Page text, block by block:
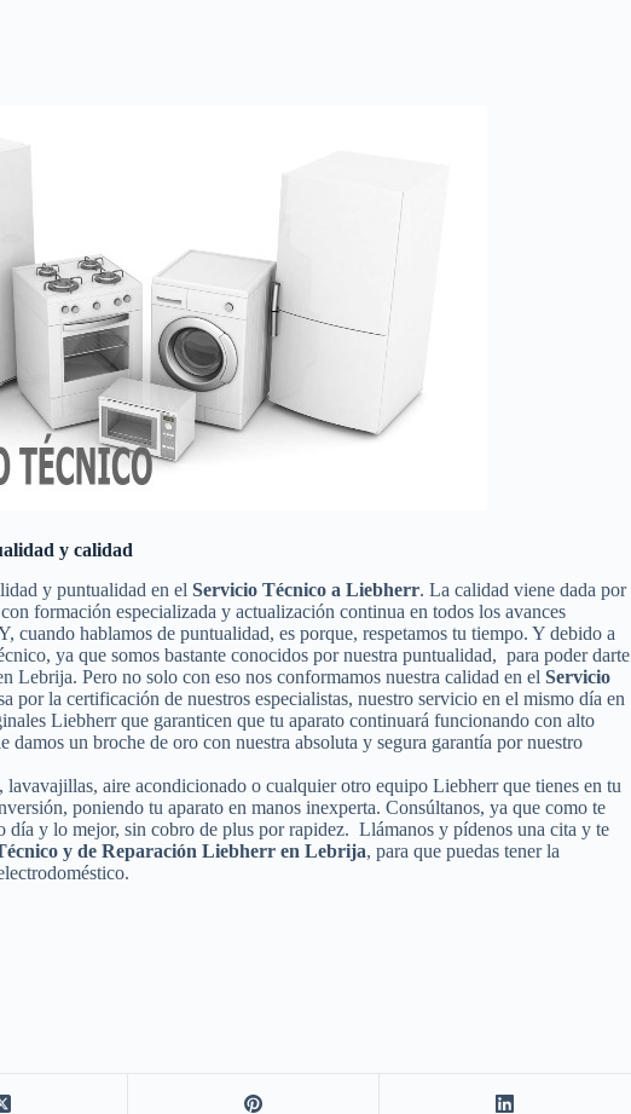
y calidad
y puntualidad en el Servicio Técnico a Liebherr. La calidad viene dada por
formación especializada y actualización continua en todos los avances
cuando hablamos de puntualidad, es porque, respetamos tu tiempo. Y debido a
ya que somos bastante conocidos por nuestra puntualidad, para poder darte
Lebrija. Pero no solo con eso nos conformamos nuestra calidad en el Servicio
por la certificación de nuestros especialistas, nuestro servicio en el mismo día en
Liebherr que garanticen que tu aparato continuará funcionando con alto
un broche de oro con nuestra absoluta y segura garantía por nuestro
lavavajillas, aire acondicionado o cualquier otro equipo Liebherr que tienes en tu
poniendo tu aparato en manos inexperta. Consúltanos, ya que como te
día y lo mejor, sin cobro de plus por rapidez. Llámanos y pídenos una cita y te
y de Reparación Liebherr en Lebrija, para que puedas tener la